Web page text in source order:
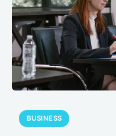
BUSINESS